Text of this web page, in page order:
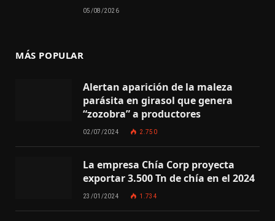
05/08/2026
MÁS POPULAR
Alertan aparición de la maleza
parásita en girasol que genera
“zozobra” a productores
02/07/2024 2.750
La empresa Chía Corp proyecta
exportar 3.500 Tn de chía en el 2024
23/01/2024 1.734